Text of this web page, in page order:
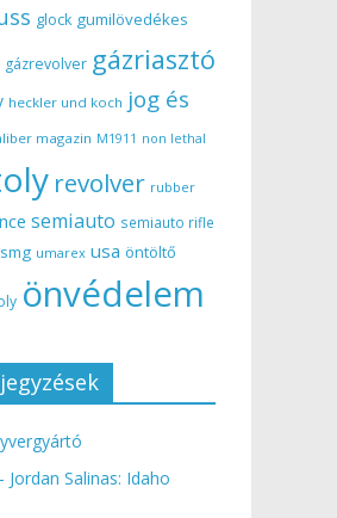
glock gumilövedékes
gázrevolver gázriasztó
heckler und koch jog és
magazin M1911 non lethal
revolver rubber
semiauto semiauto rifle
smg umarex usa öntöltő
önvédelem
Salinas: Idaho